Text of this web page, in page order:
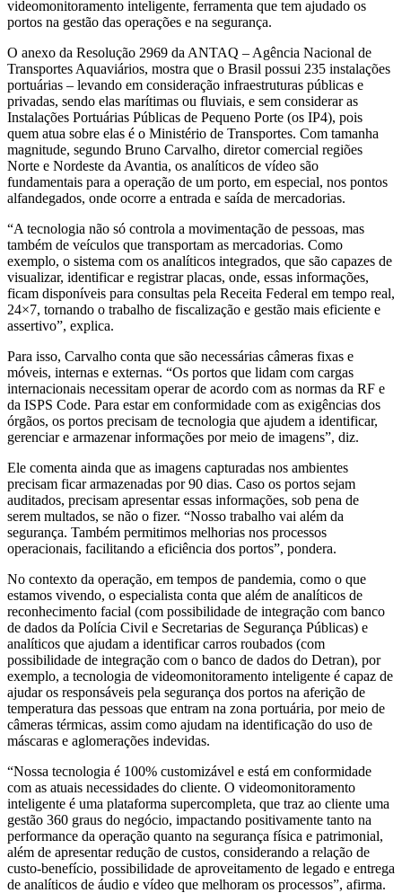
videomonitoramento inteligente, ferramenta que tem ajudado os
portos na gestão das operações e na segurança.
O anexo da Resolução 2969 da ANTAQ – Agência Nacional de
Transportes Aquaviários, mostra que o Brasil possui 235 instalações
portuárias – levando em consideração infraestruturas públicas e
privadas, sendo elas marítimas ou fluviais, e sem considerar as
Instalações Portuárias Públicas de Pequeno Porte (os IP4), pois
quem atua sobre elas é o Ministério de Transportes. Com tamanha
magnitude, segundo Bruno Carvalho, diretor comercial regiões
Norte e Nordeste da Avantia, os analíticos de vídeo são
fundamentais para a operação de um porto, em especial, nos pontos
alfandegados, onde ocorre a entrada e saída de mercadorias.
“A tecnologia não só controla a movimentação de pessoas, mas
também de veículos que transportam as mercadorias. Como
exemplo, o sistema com os analíticos integrados, que são capazes de
visualizar, identificar e registrar placas, onde, essas informações,
ficam disponíveis para consultas pela Receita Federal em tempo real,
24×7, tornando o trabalho de fiscalização e gestão mais eficiente e
assertivo”, explica.
Para isso, Carvalho conta que são necessárias câmeras fixas e
móveis, internas e externas. “Os portos que lidam com cargas
internacionais necessitam operar de acordo com as normas da RF e
da ISPS Code. Para estar em conformidade com as exigências dos
órgãos, os portos precisam de tecnologia que ajudem a identificar,
gerenciar e armazenar informações por meio de imagens”, diz.
Ele comenta ainda que as imagens capturadas nos ambientes
precisam ficar armazenadas por 90 dias. Caso os portos sejam
auditados, precisam apresentar essas informações, sob pena de
serem multados, se não o fizer. “Nosso trabalho vai além da
segurança. Também permitimos melhorias nos processos
operacionais, facilitando a eficiência dos portos”, pondera.
No contexto da operação, em tempos de pandemia, como o que
estamos vivendo, o especialista conta que além de analíticos de
reconhecimento facial (com possibilidade de integração com banco
de dados da Polícia Civil e Secretarias de Segurança Públicas) e
analíticos que ajudam a identificar carros roubados (com
possibilidade de integração com o banco de dados do Detran), por
exemplo, a tecnologia de videomonitoramento inteligente é capaz de
ajudar os responsáveis pela segurança dos portos na aferição de
temperatura das pessoas que entram na zona portuária, por meio de
câmeras térmicas, assim como ajudam na identificação do uso de
máscaras e aglomerações indevidas.
“Nossa tecnologia é 100% customizável e está em conformidade
com as atuais necessidades do cliente. O videomonitoramento
inteligente é uma plataforma supercompleta, que traz ao cliente uma
gestão 360 graus do negócio, impactando positivamente tanto na
performance da operação quanto na segurança física e patrimonial,
além de apresentar redução de custos, considerando a relação de
custo-benefício, possibilidade de aproveitamento de legado e entrega
de analíticos de áudio e vídeo que melhoram os processos”, afirma.